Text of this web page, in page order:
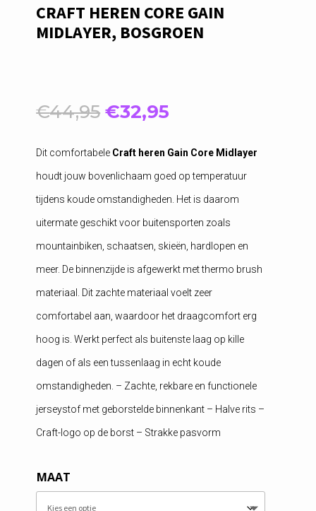
CRAFT HEREN CORE GAIN
MIDLAYER, BOSGROEN
€44,95 Oorspronkelijke
prijs
was:
€44,95.
€32,95
is:
€32,95.
Dit comfortabele Craft heren Gain Core Midlayer
houdt jouw bovenlichaam goed op temperatuur
tijdens koude omstandigheden. Het is daarom
uitermate geschikt voor buitensporten zoals
mountainbiken, schaatsen, skieën, hardlopen en
meer. De binnenzijde is afgewerkt met thermo brush
materiaal. Dit zachte materiaal voelt zeer
comfortabel aan, waardoor het draagcomfort erg
hoog is. Werkt perfect als buitenste laag op kille
dagen of als een tussenlaag in echt koude
omstandigheden. – Zachte, rekbare en functionele
jerseystof met geborstelde binnenkant – Halve rits –
Craft-logo op de borst – Strakke pasvorm
MAAT